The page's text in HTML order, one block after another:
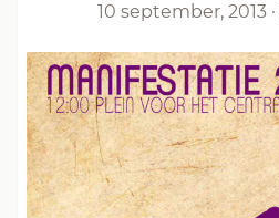
10 september, 2013 ·